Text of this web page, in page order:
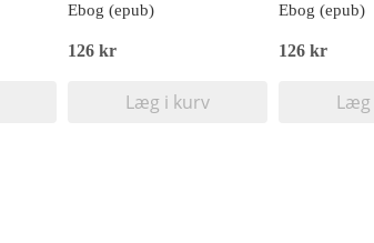
Ebog (epub)
126 kr
Læg i kurv
Ebog (epub)
126 kr
Læg